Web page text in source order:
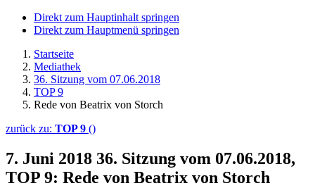
Direkt zum Hauptinhalt springen
Direkt zum Hauptmenü springen
Startseite
Mediathek
36. Sitzung vom 07.06.2018
TOP 9
Rede von Beatrix von Storch
zurück zu: TOP 9 ()
7. Juni 2018 36. Sitzung vom 07.06.2018,
TOP 9: Rede von Beatrix von Storch